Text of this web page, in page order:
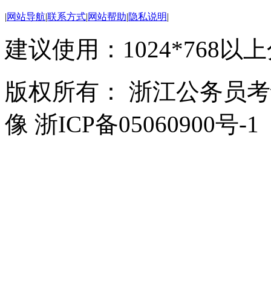
|网站导航|联系方式|网站帮助|隐私说明|
建议使用：1024*768以
版权所有： 浙江公务员
像 浙ICP备05060900号-1